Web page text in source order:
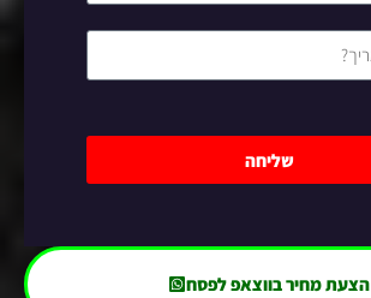
שליחה
הצעת מחיר בווצאפ לפסח